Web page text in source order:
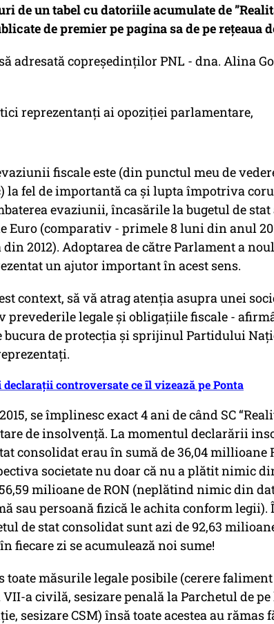
de un tabel cu datoriile acumulate de
de premier pe pagina sa de pe rețeaua
adresată copreședinților PNL - dna. Alina
reprezentanți ai opoziției parlamentare,
fiscale este (din punctul meu de
la fel de importantă ca și lupta împotriva
evaziunii, încasările la bugetul de stat
Euro (comparativ - primele 8 luni din anul
2012). Adoptarea de către Parlament a
un ajutor important în acest sens.
context, să vă atrag atenția asupra unei
prevederile legale și obligațiile fiscale -
bucura de protecția și sprijinul Partidului
declarații controversate ce îl vizează pe Ponta
se împlinesc exact 4 ani de când SC
de insolvență. La momentul declarării
consolidat erau în sumă de 36,04 millioane
societate nu doar că nu a plătit nimic
milioane de RON (neplătind nimic din
sau persoană fizică le achita conform
de stat consolidat sunt azi de 92,63
fiecare zi se acumulează noi sume!
toate măsurile legale posibile (cerere
VII-a civilă, sesizare penală la Parchetul de
sesizare CSM) însă toate acestea au rămas